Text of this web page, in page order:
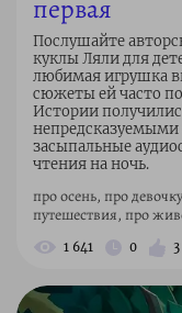
первая
Послушайте
куклы Ляли для
любимая игрушка
сюжеты ей часто
Истории
непредсказуемыми
засыпальные
чтения на ночь.
про осень, про
путешествия, про
1 641 0 3